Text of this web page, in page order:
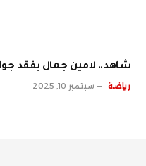
شاهد.. لامين جمال يفقد
رياضة سبتمبر 10, 2025